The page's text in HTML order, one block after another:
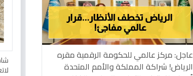
عاجل: مركز عالمي للحكومة الرقمية مقره
الرياض! شراكة المملكة والأمم المتحدة